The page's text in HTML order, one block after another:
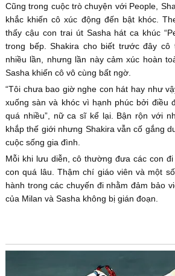
Cũng trong cuộc trò chuyện với People,
khắc khiến cô xúc động đến bật khóc.
thấy cậu con trai út Sasha hát ca khúc
trong bếp. Shakira cho biết trước đây
nhiều lần, nhưng lần này cảm xúc hoàn
Sasha khiến cô vô cùng bất ngờ.
“Tôi chưa bao giờ nghe con hát hay như
xuống sàn và khóc vì hạnh phúc bởi điều
quá nhiều”, nữ ca sĩ kể lại. Bận rộn với
khắp thế giới nhưng Shakira vẫn cố gắng
cuộc sống gia đình.
Mỗi khi lưu diễn, cô thường đưa các con
con quá lâu. Thậm chí giáo viên và một
hành trong các chuyến đi nhằm đảm bảo
của Milan và Sasha không bị gián đoạn.